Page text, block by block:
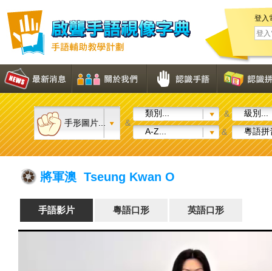
登入
手形圖片... &
類別... &
級別...
A-Z...
& 粵語拼
將軍澳 Tseung Kwan O
手語影片 粵語口形 英語口形